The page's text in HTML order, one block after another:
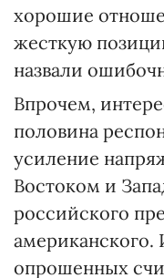
хорошие
жесткую
назвали
Впрочем,
половина
усиление
Востоком и
российского
американского.
опрошенных